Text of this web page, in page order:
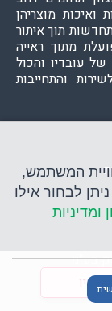
מוצריהן
תוך איתור
מתוך ראייה
עובדיו והכול
והתחייבות
המשתמש,
לבחור אילו
ומדיניות